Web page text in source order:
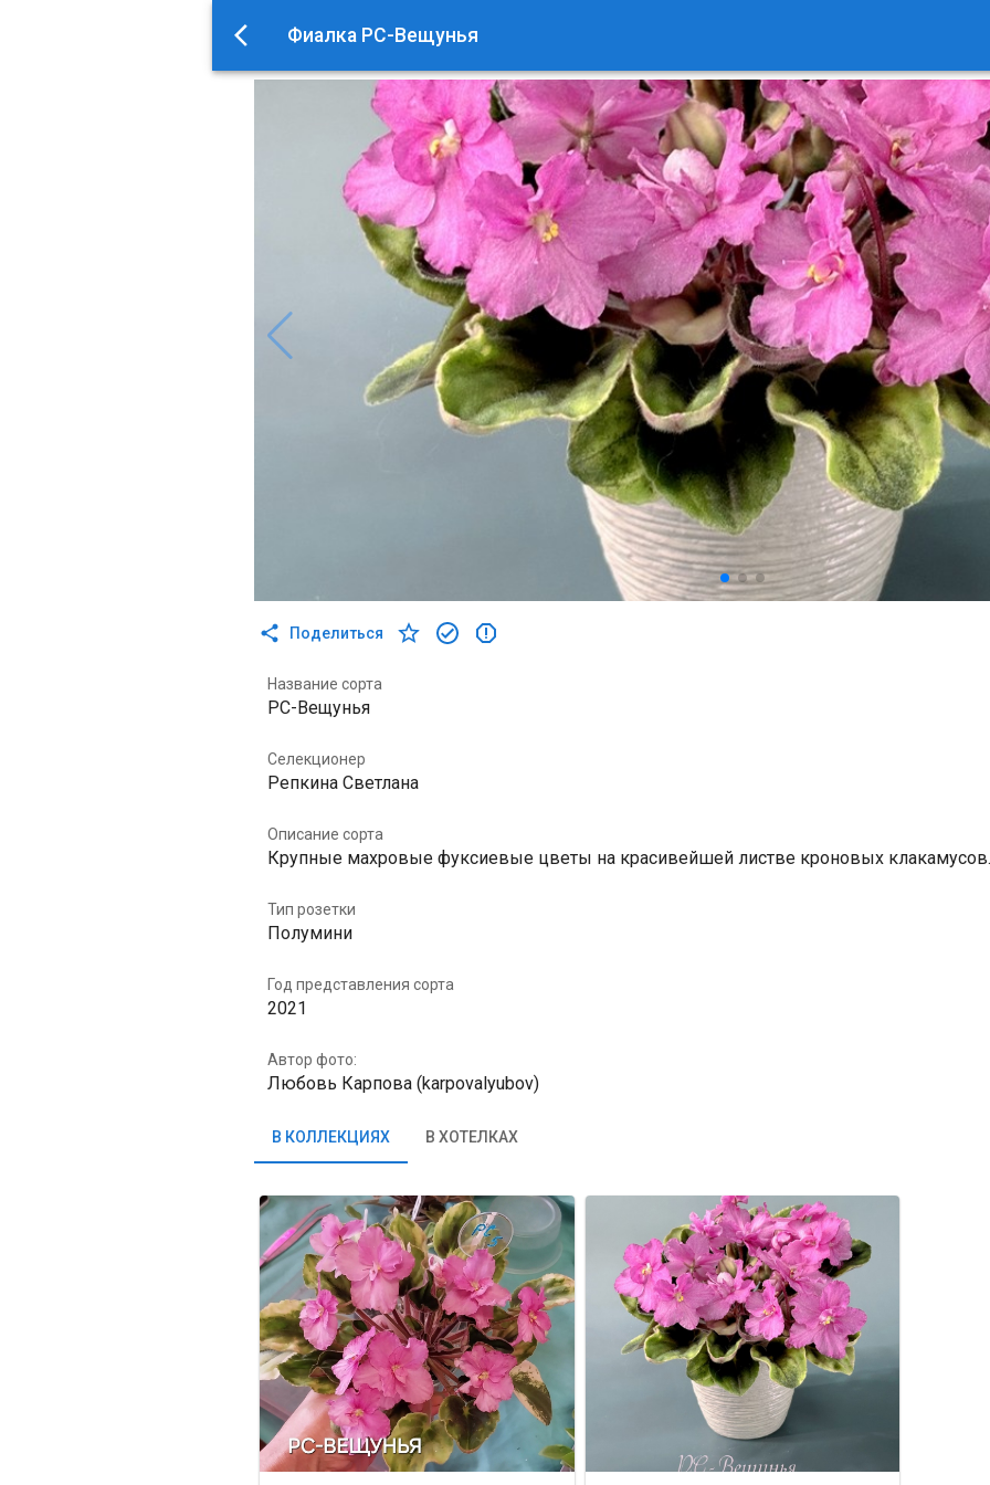
Фиалка РС-Вещунья
Поделиться
Название сорта
РС-Вещунья
Селекционер
Репкина Светлана
Описание сорта
Крупные махровые фуксиевые цветы на красивейшей листве кроновых клакамусов.
Тип розетки
Полумини
Год представления сорта
2021
Автор фото:
Любовь Карпова (karpovalyubov)
В КОЛЛЕКЦИЯХ В ХОТЕЛКАХ